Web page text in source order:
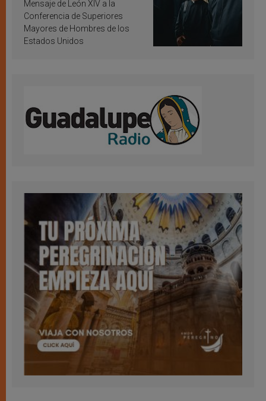
Mensaje de León XIV a la
Conferencia de Superiores
Mayores de Hombres de los
Estados Unidos